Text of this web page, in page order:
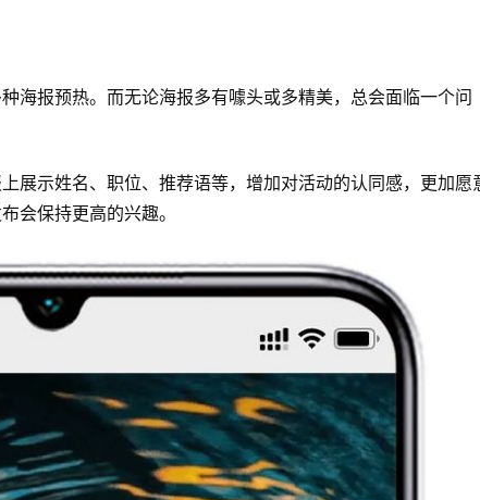
海报预热。而无论海报多有噱头或多精美，总会面临一个问
展示姓名、职位、推荐语等，增加对活动的认同感，更加愿
会保持更高的兴趣。